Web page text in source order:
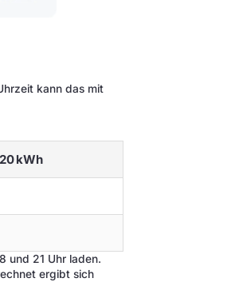
kann das mit
kWh
und 21 Uhr laden.
ergibt sich